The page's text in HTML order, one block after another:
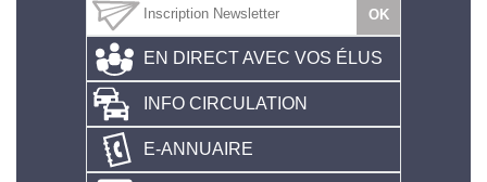
EN DIRECT AVEC VOS ÉLUS
INFO CIRCULATION
E-ANNUAIRE